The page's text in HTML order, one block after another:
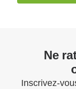
Ne
Inscrivez-